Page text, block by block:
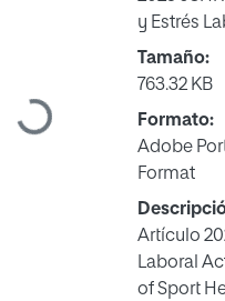
Cargando...
y Estrés
Tamaño:
763.32 KB
Formato:
Adobe
Format
Artículo
Laboral
of Sport